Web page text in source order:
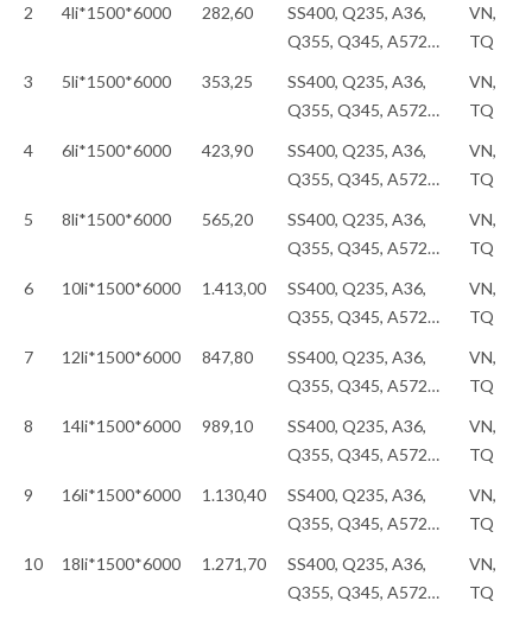
2
4li*1500*6000 282,60
SS400, Q235, A36,
Q355, Q345, A572…
VN,
TQ
3
5li*1500*6000 353,25
SS400, Q235, A36,
Q355, Q345, A572…
VN,
TQ
4
6li*1500*6000 423,90
SS400, Q235, A36,
Q355, Q345, A572…
VN,
TQ
5
8li*1500*6000 565,20
SS400, Q235, A36,
Q355, Q345, A572…
VN,
TQ
6
10li*1500*6000 1.413,00
SS400, Q235, A36,
Q355, Q345, A572…
VN,
TQ
7
12li*1500*6000 847,80
SS400, Q235, A36,
Q355, Q345, A572…
VN,
TQ
8
14li*1500*6000 989,10
SS400, Q235, A36,
Q355, Q345, A572…
VN,
TQ
9
16li*1500*6000 1.130,40
SS400, Q235, A36,
Q355, Q345, A572…
VN,
TQ
10
18li*1500*6000 1.271,70
SS400, Q235, A36,
Q355, Q345, A572…
VN,
TQ